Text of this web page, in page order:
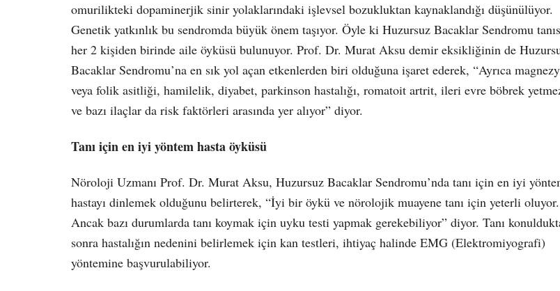
omurilikteki dopaminerjik sinir yolaklarındaki işlevsel bozukluktan kaynaklandığı düşünülüyor.
Genetik yatkınlık bu sendromda büyük önem taşıyor. Öyle ki Huzursuz Bacaklar Sendromu
her 2 kişiden birinde aile öyküsü bulunuyor. Prof. Dr. Murat Aksu demir eksikliğinin de
Bacaklar Sendromu’na en sık yol açan etkenlerden biri olduğuna işaret ederek, “Ayrıca
veya folik asitliği, hamilelik, diyabet, parkinson hastalığı, romatoit artrit, ileri evre böbrek
ve bazı ilaçlar da risk faktörleri arasında yer alıyor” diyor.
Tanı için en iyi yöntem hasta öyküsü
Nöroloji Uzmanı Prof. Dr. Murat Aksu, Huzursuz Bacaklar Sendromu’nda tanı için en iyi
hastayı dinlemek olduğunu belirterek, “İyi bir öykü ve nörolojik muayene tanı için yeterli oluyor.
Ancak bazı durumlarda tanı koymak için uyku testi yapmak gerekebiliyor” diyor. Tanı
sonra hastalığın nedenini belirlemek için kan testleri, ihtiyaç halinde EMG (Elektromiyografi)
yöntemine başvurulabiliyor.